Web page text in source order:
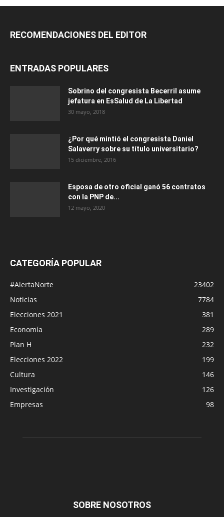
RECOMENDACIONES DEL EDITOR
ENTRADAS POPULARES
Sobrino del congresista Becerril asume
jefatura en EsSalud de La Libertad
30 mayo, 2018
¿Por qué mintió el congresista Daniel
Salaverry sobre su título universitario?
15 diciembre, 2016
Esposa de otro oficial ganó 56 contratos
con la PNP de...
12 mayo, 2020
CATEGORÍA POPULAR
#AlertaNorte
23402
Noticias
7784
Elecciones 2021
381
Economía
289
Plan H
232
Elecciones 2022
199
Cultura
146
Investigación
126
Empresas
98
SOBRE NOSOTROS